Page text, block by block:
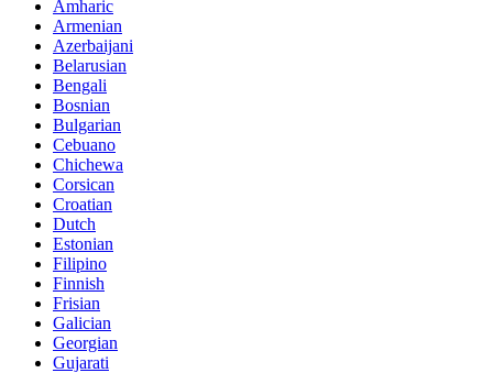
Amharic
Armenian
Azerbaijani
Belarusian
Bengali
Bosnian
Bulgarian
Cebuano
Chichewa
Corsican
Croatian
Dutch
Estonian
Filipino
Finnish
Frisian
Galician
Georgian
Gujarati